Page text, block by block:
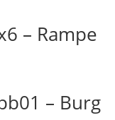
– Rampe
– Burg